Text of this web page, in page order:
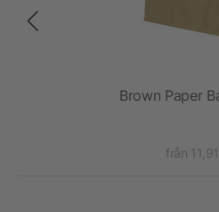
Brown Paper
från